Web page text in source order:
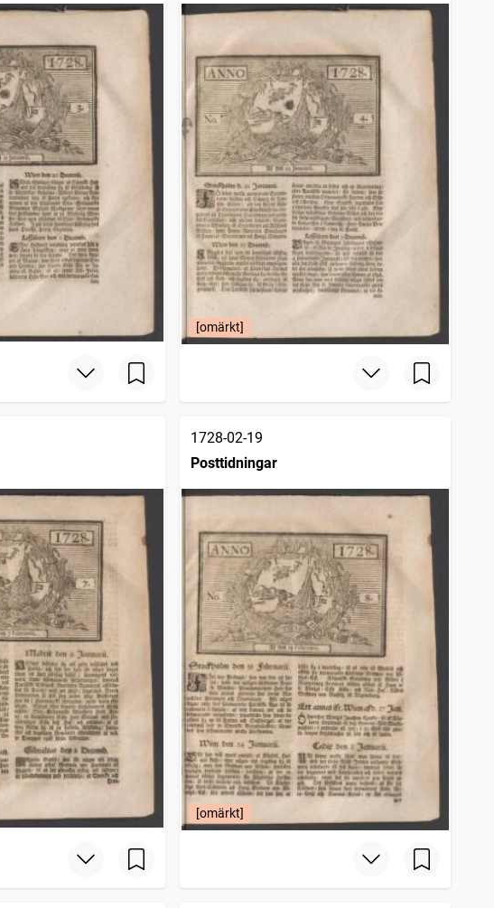
[omärkt]
1728-02-19
Posttidningar
[omärkt]